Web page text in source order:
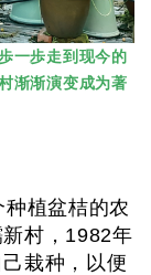
一歩走到现今的
渐渐演变成为著
植盆桔的农
村，1982年
栽种，以便